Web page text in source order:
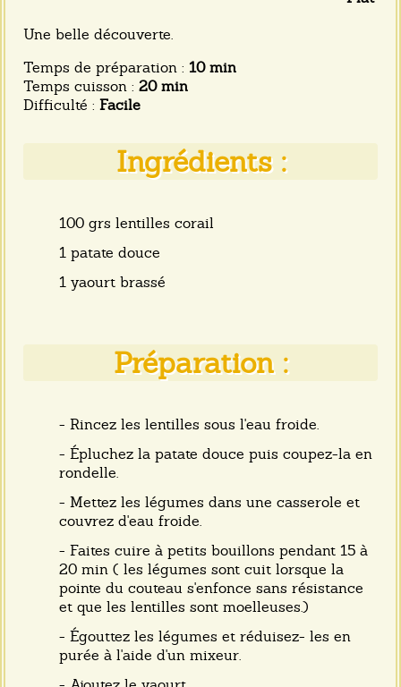
Une belle découverte.
Temps de préparation : 10 min
Temps cuisson : 20 min
Difficulté : Facile
Ingrédients :
100 grs lentilles corail
1 patate douce
1 yaourt brassé
Préparation :
- Rincez les lentilles sous l'eau froide.
- Épluchez la patate douce puis coupez-la en
rondelle.
- Mettez les légumes dans une casserole et
couvrez d'eau froide.
- Faites cuire à petits bouillons pendant 15 à
20 min ( les légumes sont cuit lorsque la
pointe du couteau s'enfonce sans résistance
et que les lentilles sont moelleuses.)
- Égouttez les légumes et réduisez- les en
purée à l'aide d'un mixeur.